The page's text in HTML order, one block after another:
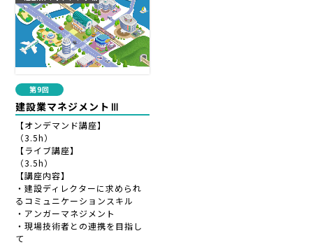
第9回
建設業マネジメントⅢ
【オンデマンド講座】
（3.5h）
【ライブ講座】
（3.5h）
【講座内容】
・建設ディレクターに求められ
るコミュニケーションスキル
・アンガーマネジメント
・現場技術者との連携を目指し
て